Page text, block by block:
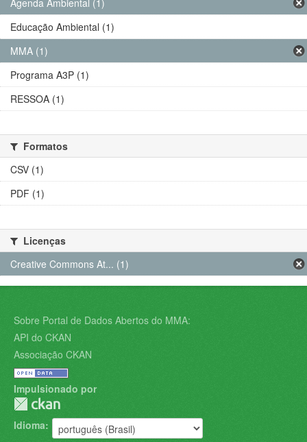
Agenda Ambiental (1)
Educação Ambiental (1)
MMA (1)
Programa A3P (1)
RESSOA (1)
Formatos
CSV (1)
PDF (1)
Licenças
Creative Commons At... (1)
Sobre Portal de Dados Abertos do MMA:
API do CKAN
Associação CKAN
Impulsionado por
Idioma